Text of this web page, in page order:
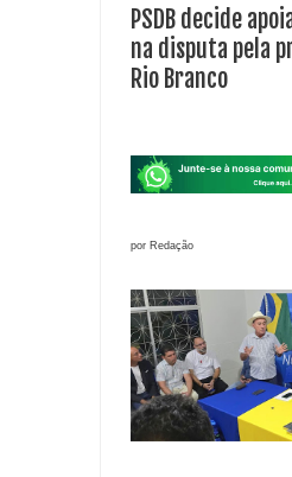
PSDB decide
na disputa pela
Rio Branco
por Redação